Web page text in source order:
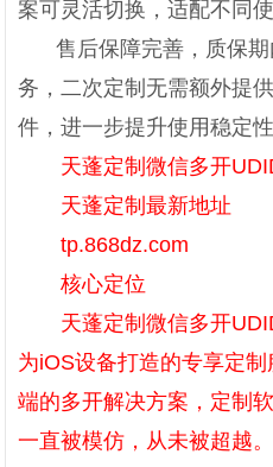
案可灵活切换，适配不同使
售后保障完善，质保
务，二次定制无需额外提
件，进一步提升使用稳定性
天蓬定制微信多开
天蓬定制最新地址
tp.868dz.com
核心定位
天蓬定制微信多开
为iOS设备打造的专享定
端的多开解决方案，定制
一直被模仿，从未被超越。